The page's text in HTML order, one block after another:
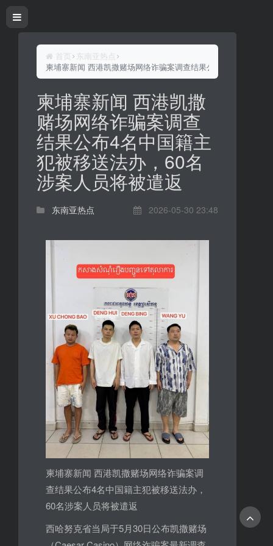
首页
东南亚热点
柬埔寨新闻 西港凯撒赌场网络诈骗案调查结果公布4名中国籍主
柬埔寨新闻 西港凯撒
赌场网络诈骗案调查
结果公布4名中国籍主
犯被移送法办，60名
涉案人员将被遣返
东南亚热点 2026-05-30 23:48
柬埔寨新闻 西港凯撒赌场网络诈骗案调
查结果公布4名中国籍主犯被移送法办，
60名涉案人员将被遣返
西哈努克省当局于5月30日公布凯撒赌场